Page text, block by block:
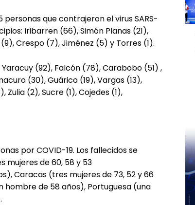
que contrajeron el virus SARS-
Iribarren (66), Simón Planas (21),
Crespo (7), Jiménez (5) y Torres (1).
(92), Falcón (78), Carabobo (51) ,
(30), Guárico (19), Vargas (13),
(2), Sucre (1), Cojedes (1),
por COVID-19. Los fallecidos se
mujeres de 60, 58 y 53
Caracas (tres mujeres de 73, 52 y 66
hombre de 58 años), Portuguesa (una